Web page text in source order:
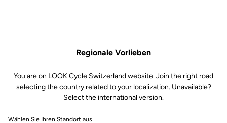
Regionale Vorlieben
You are on LOOK Cycle Switzerland website. Join the right road
selecting the country related to your localization. Unavailable?
Select the international version.
Wählen Sie Ihren Standort aus